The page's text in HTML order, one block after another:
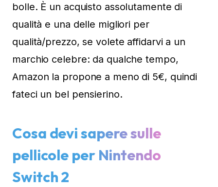
bolle. È un acquisto assolutamente di
qualità e una delle migliori per
qualità/prezzo, se volete affidarvi a un
marchio celebre: da qualche tempo,
Amazon la propone a meno di 5€, quindi
fateci un bel pensierino.
Cosa devi sapere sulle
pellicole per Nintendo
Switch 2